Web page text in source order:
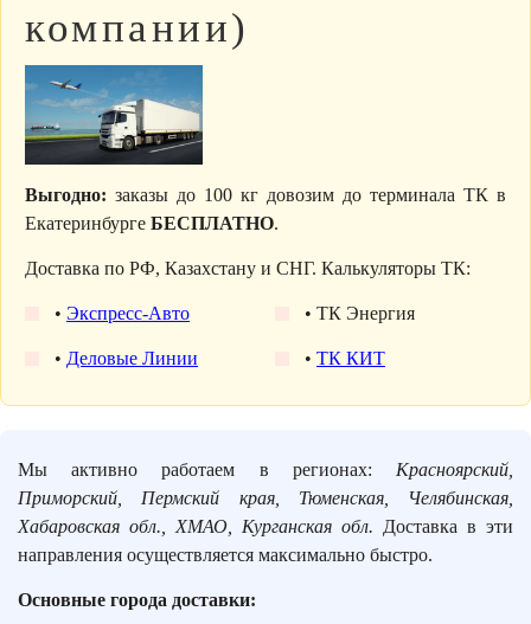
компании)
Выгодно: заказы до 100 кг довозим до терминала ТК в
Екатеринбурге БЕСПЛАТНО.
Доставка по РФ, Казахстану и СНГ. Калькуляторы ТК:
• Экспресс-Авто
• Деловые Линии
• ТК Энергия
• ТК КИТ
Мы активно работаем в регионах: Красноярский,
Приморский, Пермский края, Тюменская, Челябинская,
Хабаровская обл., ХМАО, Курганская обл. Доставка в эти
направления осуществляется максимально быстро.
Основные города доставки: